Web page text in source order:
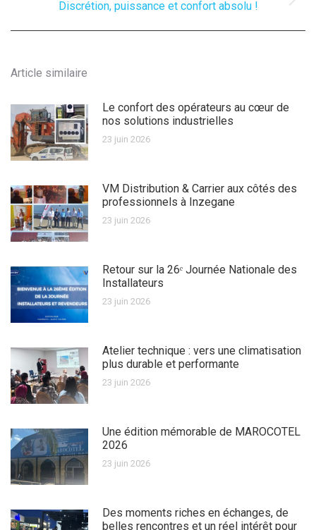
:
Discrétion, puissance et confort absolu !
Article similaire
Le confort des opérateurs au cœur de
nos solutions industrielles
23 juin 2026
VM Distribution & Carrier aux côtés des
professionnels à Inzegane
23 juin 2026
Retour sur la 26ᵉ Journée Nationale des
Installateurs
23 juin 2026
Atelier technique : vers une climatisation
plus durable et performante
23 juin 2026
Une édition mémorable de MAROCOTEL
2026
23 juin 2026
Des moments riches en échanges, de
belles rencontres et un réel intérêt pour